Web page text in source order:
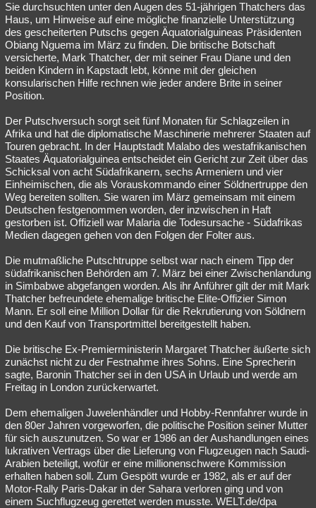
Besucht Teilgenommen Alle Neue Geschlossen
Lesenswert Schlüsselwörter
Sie durchsuchten unter den Augen des 51-jährigen Thatchers das
Haus, um Hinweise auf eine mögliche finanzielle Unterstützung
des gescheiterten Putschs gegen Äquatorialguineas Präsidenten
Obiang Nguema im März zu finden. Die britische Botschaft
versicherte, Mark Thatcher, der mit seiner Frau Diane und den
beiden Kindern in Kapstadt lebt, könne mit der gleichen
konsularischen Hilfe rechnen wie jeder andere Brite in seiner
Position.
Der Putschversuch sorgt seit fünf Monaten für Schlagzeilen in
Afrika und hat die diplomatische Maschinerie mehrerer Staaten auf
Touren gebracht. In der Hauptstadt Malabo des westafrikanischen
Staates Äquatorialguinea entscheidet ein Gericht zur Zeit über das
Schicksal von acht Südafrikanern, sechs Armeniern und vier
Einheimischen, die als Vorauskommando einer Söldnertruppe den
Weg bereiten sollten. Sie waren im März gemeinsam mit einem
Deutschen festgenommen worden, der inzwischen in Haft
gestorben ist. Offiziell war Malaria die Todesursache - Südafrikas
Medien dagegen gehen von den Folgen der Folter aus.
Die mutmaßliche Putschtruppe selbst war nach einem Tipp der
südafrikanischen Behörden am 7. März bei einer Zwischenlandung
in Simbabwe abgefangen worden. Als ihr Anführer gilt der mit Mark
Thatcher befreundete ehemalige britische Elite-Offizier Simon
Mann. Er soll eine Million Dollar für die Rekrutierung von Söldnern
und den Kauf von Transportmittel bereitgestellt haben.
Die britische Ex-Premierministerin Margaret Thatcher äußerte sich
zunächst nicht zu der Festnahme ihres Sohns. Eine Sprecherin
sagte, Baronin Thatcher sei in den USA in Urlaub und werde am
Freitag in London zurückerwartet.
Dem ehemaligen Juwelenhändler und Hobby-Rennfahrer wurde in
den 80er Jahren vorgeworfen, die politische Position seiner Mutter
für sich auszunutzen. So war er 1986 an der Aushandlungen eines
lukrativen Vertrags über die Lieferung von Flugzeugen nach Saudi-
Arabien beteiligt, wofür er eine millionenschwere Kommission
erhalten haben soll. Zum Gespött wurde er 1982, als er auf der
Motor-Rally Paris-Dakar in der Sahara verloren ging und von
einem Suchflugzeug gerettet werden musste. WELT.de/dpa